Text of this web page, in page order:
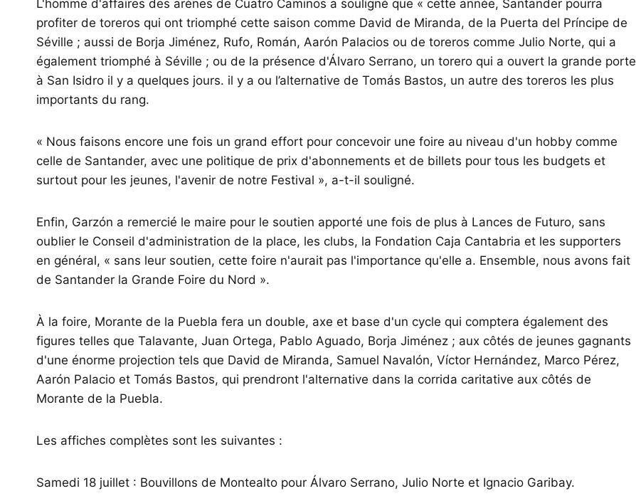
L'homme d'affaires des arènes de Cuatro Caminos a souligné que « cette année, Santander pourra
profiter de toreros qui ont triomphé cette saison comme David de Miranda, de la Puerta del Príncipe de
Séville ; aussi de Borja Jiménez, Rufo, Román, Aarón Palacios ou de toreros comme Julio Norte, qui a
également triomphé à Séville ; ou de la présence d'Álvaro Serrano, un torero qui a ouvert la grande porte
à San Isidro il y a quelques jours. il y a ou l’alternative de Tomás Bastos, un autre des toreros les plus
importants du rang.
« Nous faisons encore une fois un grand effort pour concevoir une foire au niveau d'un hobby comme
celle de Santander, avec une politique de prix d'abonnements et de billets pour tous les budgets et
surtout pour les jeunes, l'avenir de notre Festival », a-t-il souligné.
Enfin, Garzón a remercié le maire pour le soutien apporté une fois de plus à Lances de Futuro, sans
oublier le Conseil d'administration de la place, les clubs, la Fondation Caja Cantabria et les supporters
en général, « sans leur soutien, cette foire n'aurait pas l'importance qu'elle a. Ensemble, nous avons fait
de Santander la Grande Foire du Nord ».
À la foire, Morante de la Puebla fera un double, axe et base d'un cycle qui comptera également des
figures telles que Talavante, Juan Ortega, Pablo Aguado, Borja Jiménez ; aux côtés de jeunes gagnants
d'une énorme projection tels que David de Miranda, Samuel Navalón, Víctor Hernández, Marco Pérez,
Aarón Palacio et Tomás Bastos, qui prendront l'alternative dans la corrida caritative aux côtés de
Morante de la Puebla.
Les affiches complètes sont les suivantes :
Samedi 18 juillet : Bouvillons de Montealto pour Álvaro Serrano, Julio Norte et Ignacio Garibay.